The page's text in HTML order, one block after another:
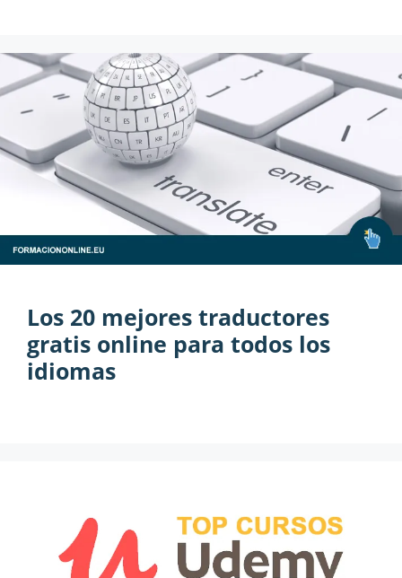
Los 20 mejores traductores
gratis online para todos los
idiomas